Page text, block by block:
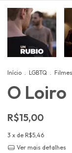
Início . LGBTQ .
O Loiro
R$15,00
3 x de R$5,46
Ver mais detalhes